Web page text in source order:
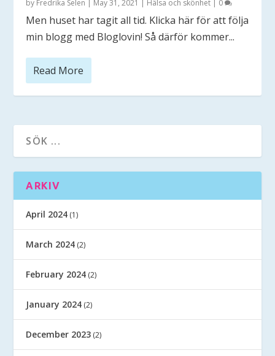
by Fredrika Selen | May 31, 2021 | Hälsa och skönhet | 0
Men huset har tagit all tid. Klicka här för att följa
min blogg med Bloglovin! Så därför kommer...
Read More
ARKIV
April 2024 (1)
March 2024 (2)
February 2024 (2)
January 2024 (2)
December 2023 (2)